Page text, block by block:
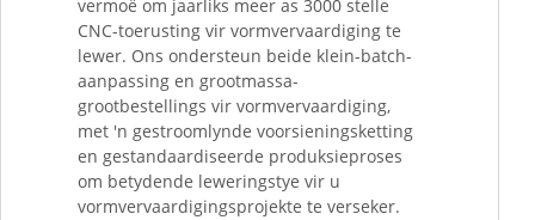
vermoë om jaarliks meer as 3000 stelle
CNC-toerusting vir vormvervaardiging te
lewer. Ons ondersteun beide klein-batch-
aanpassing en grootmassa-
grootbestellings vir vormvervaardiging,
met 'n gestroomlynde voorsieningsketting
en gestandaardiseerde produksieproses
om betydende leweringstye vir u
vormvervaardigingsprojekte te verseker.